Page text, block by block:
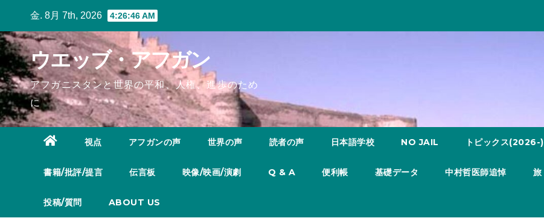
content
金. 8月 7th, 2026 4:26:47 AM
ウエッブ・アフガン
アフガニスタンと世界の平和、人権、進歩のため
に
視点 アフガンの声 世界の声 読者の声 日本語学校 NO JAIL トピックス(2026-)
書籍/批評/提言 伝言板 映像/映画/演劇 Q & A 便利帳 基礎データ 中村哲医師追悼 旅
投稿/質問 ABOUT US